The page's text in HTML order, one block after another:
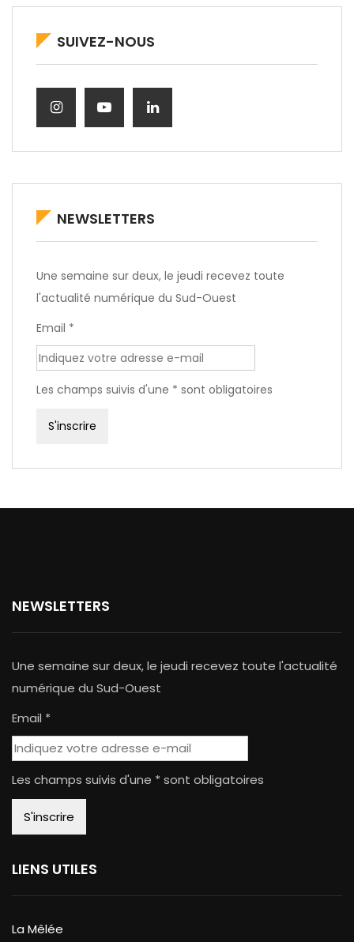
SUIVEZ-NOUS
NEWSLETTERS
Une semaine sur deux, le jeudi recevez toute
l'actualité numérique du Sud-Ouest
Email *
Les champs suivis d'une * sont obligatoires
NEWSLETTERS
Une semaine sur deux, le jeudi recevez toute l'actualité
numérique du Sud-Ouest
Email *
Les champs suivis d'une * sont obligatoires
LIENS UTILES
La Mêlée